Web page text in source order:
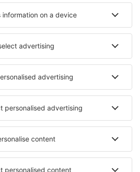
hoteluri de către utilizatorii eSky
populare
Hoteluri în Callantsoog
Hoteluri în Kamperland
Hoteluri în Onstwedde
Hoteluri în Aalsmeer
- orașe
Hoteluri în Gau-Odernheim